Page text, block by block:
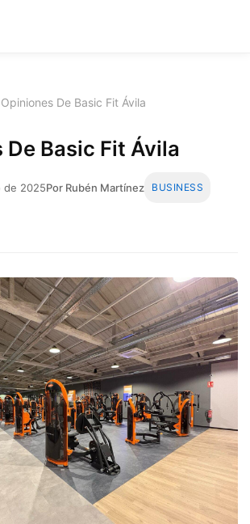
Opiniones De Basic Fit Ávila
Basic Fit Ávila
de 2025Por Rubén Martínez BUSINESS